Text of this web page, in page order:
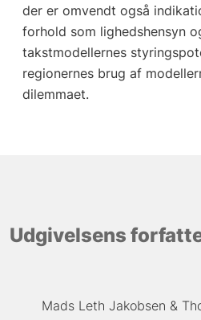
der er omvendt også
forhold som lighedshensyn
takstmodellernes
regionernes brug af
dilemmaet.
Udgivelsens
Mads Leth Jakobsen